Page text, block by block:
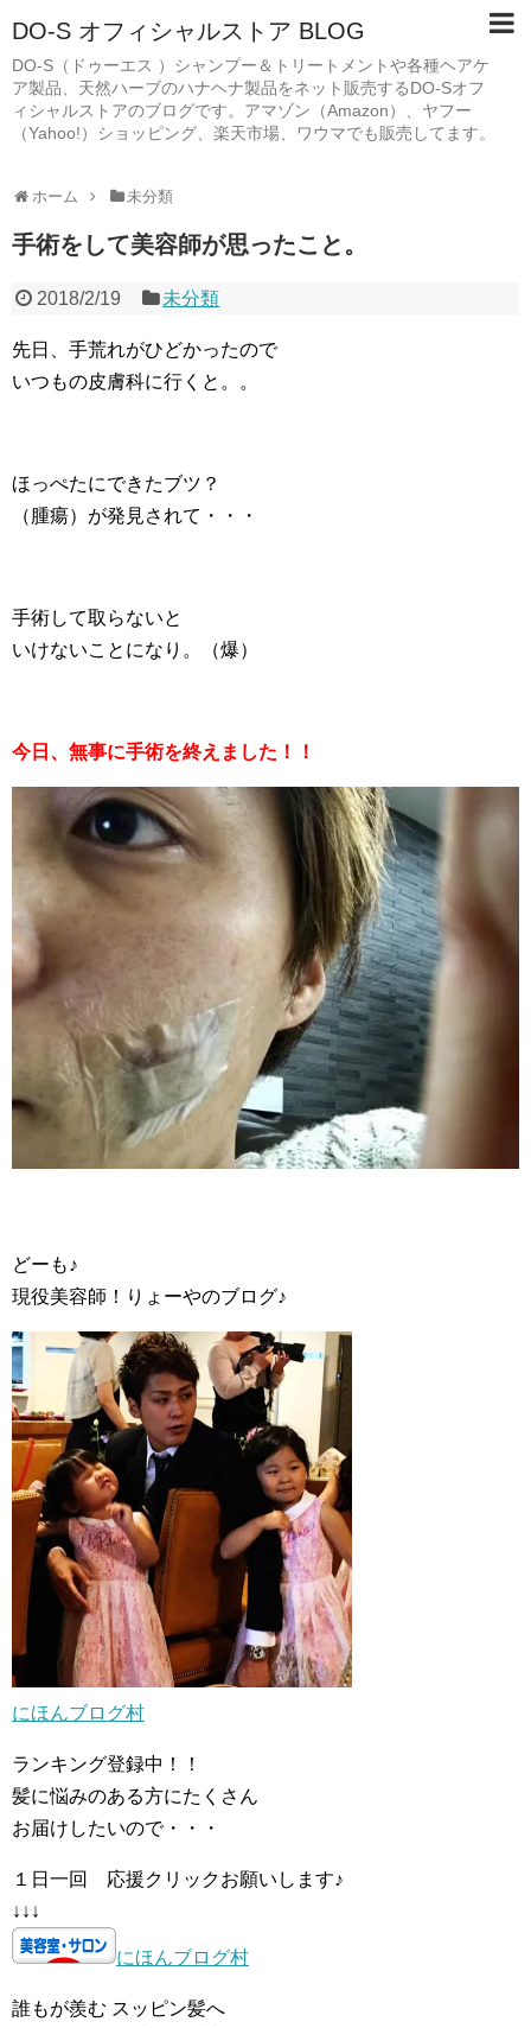
DO-S オフィシャルストア BLOG
DO-S（ドゥーエス ）シャンプー＆トリートメントや各種ヘアケ
ア製品、天然ハーブのハナヘナ製品をネット販売するDO-Sオフ
ィシャルストアのブログです。アマゾン（Amazon）、ヤフー
（Yahoo!）ショッピング、楽天市場、ワウマでも販売してます。
ホーム 未分類
手術をして美容師が思ったこと。
2018/2/19 未分類
先日、手荒れがひどかったので
いつもの皮膚科に行くと。。
ほっぺたにできたブツ？
（腫瘍）が発見されて・・・
手術して取らないと
いけないことになり。（爆）
今日、無事に手術を終えました！！
どーも♪
現役美容師！りょーやのブログ♪
にほんブログ村
ランキング登録中！！
髪に悩みのある方にたくさん
お届けしたいので・・・
１日一回 応援クリックお願いします♪
↓↓↓
にほんブログ村
誰もが羨む スッピン髪へ